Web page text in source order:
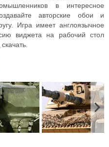
в интересное
авторские обои и
Игра имеет англоязычное
виджета на рабочий стол